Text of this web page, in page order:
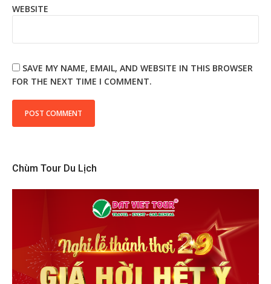
WEBSITE
SAVE MY NAME, EMAIL, AND WEBSITE IN THIS BROWSER
FOR THE NEXT TIME I COMMENT.
Chùm Tour Du Lịch